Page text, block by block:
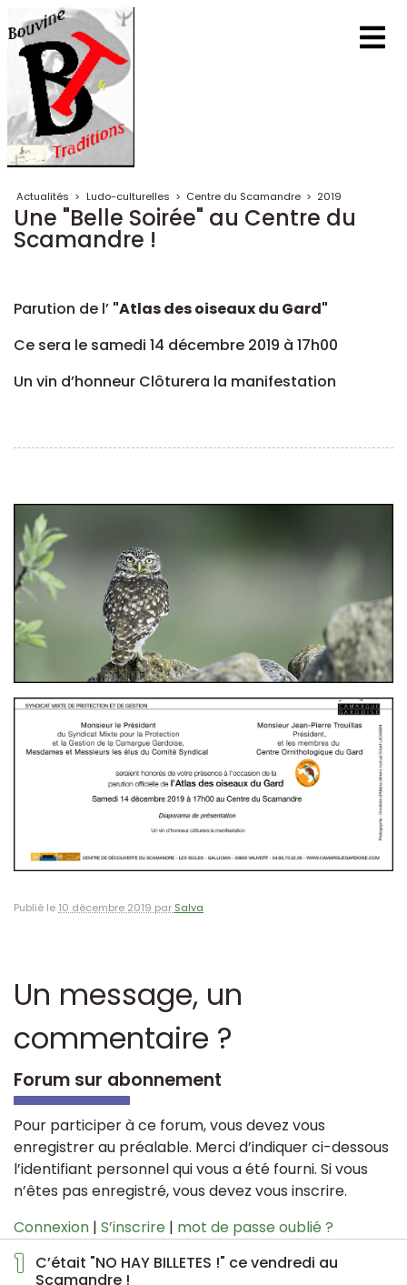
Actualités > Ludo-culturelles > Centre du Scamandre > 2019
Une "Belle Soirée" au Centre du
Scamandre !
Parution de l’ "Atlas des oiseaux du Gard"
Ce sera le samedi 14 décembre 2019 à 17h00
Un vin d’honneur Clôturera la manifestation
1
C’était "NO HAY BILLETES !" ce vendredi au
Scamandre !
Publié le 10 décembre 2019 par Salva
Un message, un
commentaire ?
Forum sur abonnement
Pour participer à ce forum, vous devez vous
enregistrer au préalable. Merci d’indiquer ci-dessous
l’identifiant personnel qui vous a été fourni. Si vous
n’êtes pas enregistré, vous devez vous inscrire.
Connexion | S’inscrire | mot de passe oublié ?